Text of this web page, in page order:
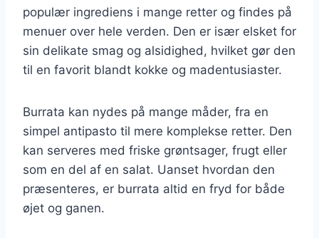
populær ingrediens i mange retter og findes på
menuer over hele verden. Den er især elsket for
sin delikate smag og alsidighed, hvilket gør den
til en favorit blandt kokke og madentusiaster.
Burrata kan nydes på mange måder, fra en
simpel antipasto til mere komplekse retter. Den
kan serveres med friske grøntsager, frugt eller
som en del af en salat. Uanset hvordan den
præsenteres, er burrata altid en fryd for både
øjet og ganen.